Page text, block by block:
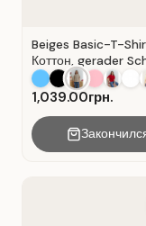
Beiges Basic-T-
Коттон, gerader
Beige.
1,039.00грн.